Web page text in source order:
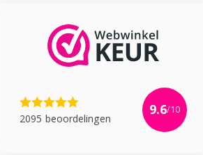
2095 beoordelingen
9.6/10